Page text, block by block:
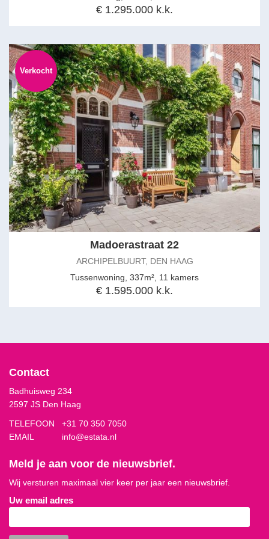
€ 1.295.000 k.k.
Verkocht
Madoerastraat 22
ARCHIPELBUURT, DEN HAAG
Tussenwoning, 337m², 11 kamers
€ 1.595.000 k.k.
Contact
Badhuisweg 234
2597 JS Den Haag
TELEFOON +31 70 350 7050
EMAIL
info@estata.nl
Meld je aan voor de nieuwsbrief.
Wij versturen maximaal vier keer per jaar een nieuwsbrief.
Uw email adres